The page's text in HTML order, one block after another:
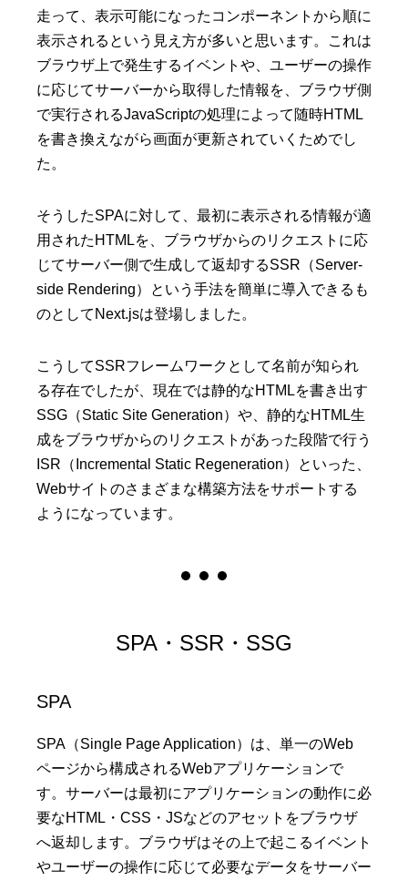
走って、表示可能になったコンポーネントから順に
表示されるという見え方が多いと思います。これは
ブラウザ上で発生するイベントや、ユーザーの操作
に応じてサーバーから取得した情報を、ブラウザ側
で実行されるJavaScriptの処理によって随時HTML
を書き換えながら画面が更新されていくためでし
た。
そうしたSPAに対して、最初に表示される情報が適
用されたHTMLを、ブラウザからのリクエストに応
じてサーバー側で生成して返却するSSR（Server-
side Rendering）という手法を簡単に導入できるも
のとしてNext.jsは登場しました。
こうしてSSRフレームワークとして名前が知られ
る存在でしたが、現在では静的なHTMLを書き出す
SSG（Static Site Generation）や、静的なHTML生
成をブラウザからのリクエストがあった段階で行う
ISR（Incremental Static Regeneration）といった、
Webサイトのさまざまな構築方法をサポートする
ようになっています。
SPA・SSR・SSG
SPA
SPA（Single Page Application）は、単一のWeb
ページから構成されるWebアプリケーションで
す。サーバーは最初にアプリケーションの動作に必
要なHTML・CSS・JSなどのアセットをブラウザ
へ返却します。ブラウザはその上で起こるイベント
やユーザーの操作に応じて必要なデータをサーバー